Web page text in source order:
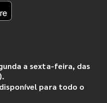
a sexta-feira, das
para todo o